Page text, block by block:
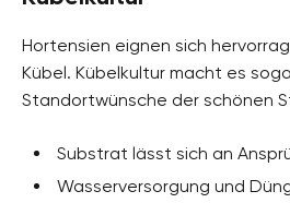
Hortensien eignen sich
Kübel. Kübelkultur macht es
Standortwünsche der schönen
Substrat lässt sich an
Wasserversorgung und